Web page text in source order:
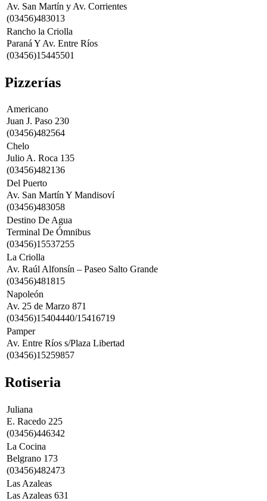
Av. San Martín y Av. Corrientes
(03456)483013
Rancho la Criolla
Paraná Y Av. Entre Ríos
(03456)15445501
Pizzerías
Americano
Juan J. Paso 230
(03456)482564
Chelo
Julio A. Roca 135
(03456)482136
Del Puerto
Av. San Martín Y Mandisoví
(03456)483058
Destino De Agua
Terminal De Ómnibus
(03456)15537255
La Criolla
Av. Raúl Alfonsín – Paseo Salto Grande
(03456)481815
Napoleón
Av. 25 de Marzo 871
(03456)15404440/15416719
Pamper
Av. Entre Ríos s/Plaza Libertad
(03456)15259857
Rotiseria
Juliana
E. Racedo 225
(03456)446342
La Cocina
Belgrano 173
(03456)482473
Las Azaleas
Las Azaleas 631